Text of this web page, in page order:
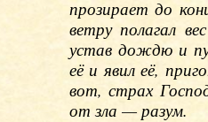
прозирает до
ветру полагал
устав дождю и
её и явил её,
вот, страх
от зла — разум.